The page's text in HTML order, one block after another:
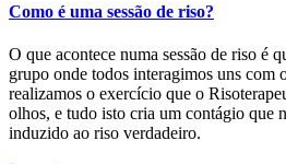
Como é uma sessão de riso?
O que acontece numa sessão de riso é
grupo onde todos interagimos uns com
realizamos o exercício que o
olhos, e tudo isto cria um contágio que
induzido ao riso verdadeiro.